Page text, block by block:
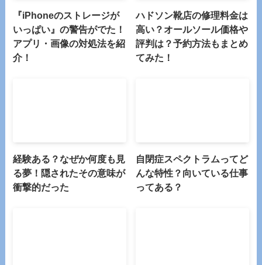
『iPhoneのストレージが
いっぱい』の警告がでた！
アプリ・画像の対処法を紹
介！
ハドソン靴店の修理料金は
高い？オールソール価格や
評判は？予約方法もまとめ
てみた！
経験ある？なぜか何度も見
る夢！隠されたその意味が
衝撃的だった
自閉症スペクトラムってど
んな特性？向いている仕事
ってある？